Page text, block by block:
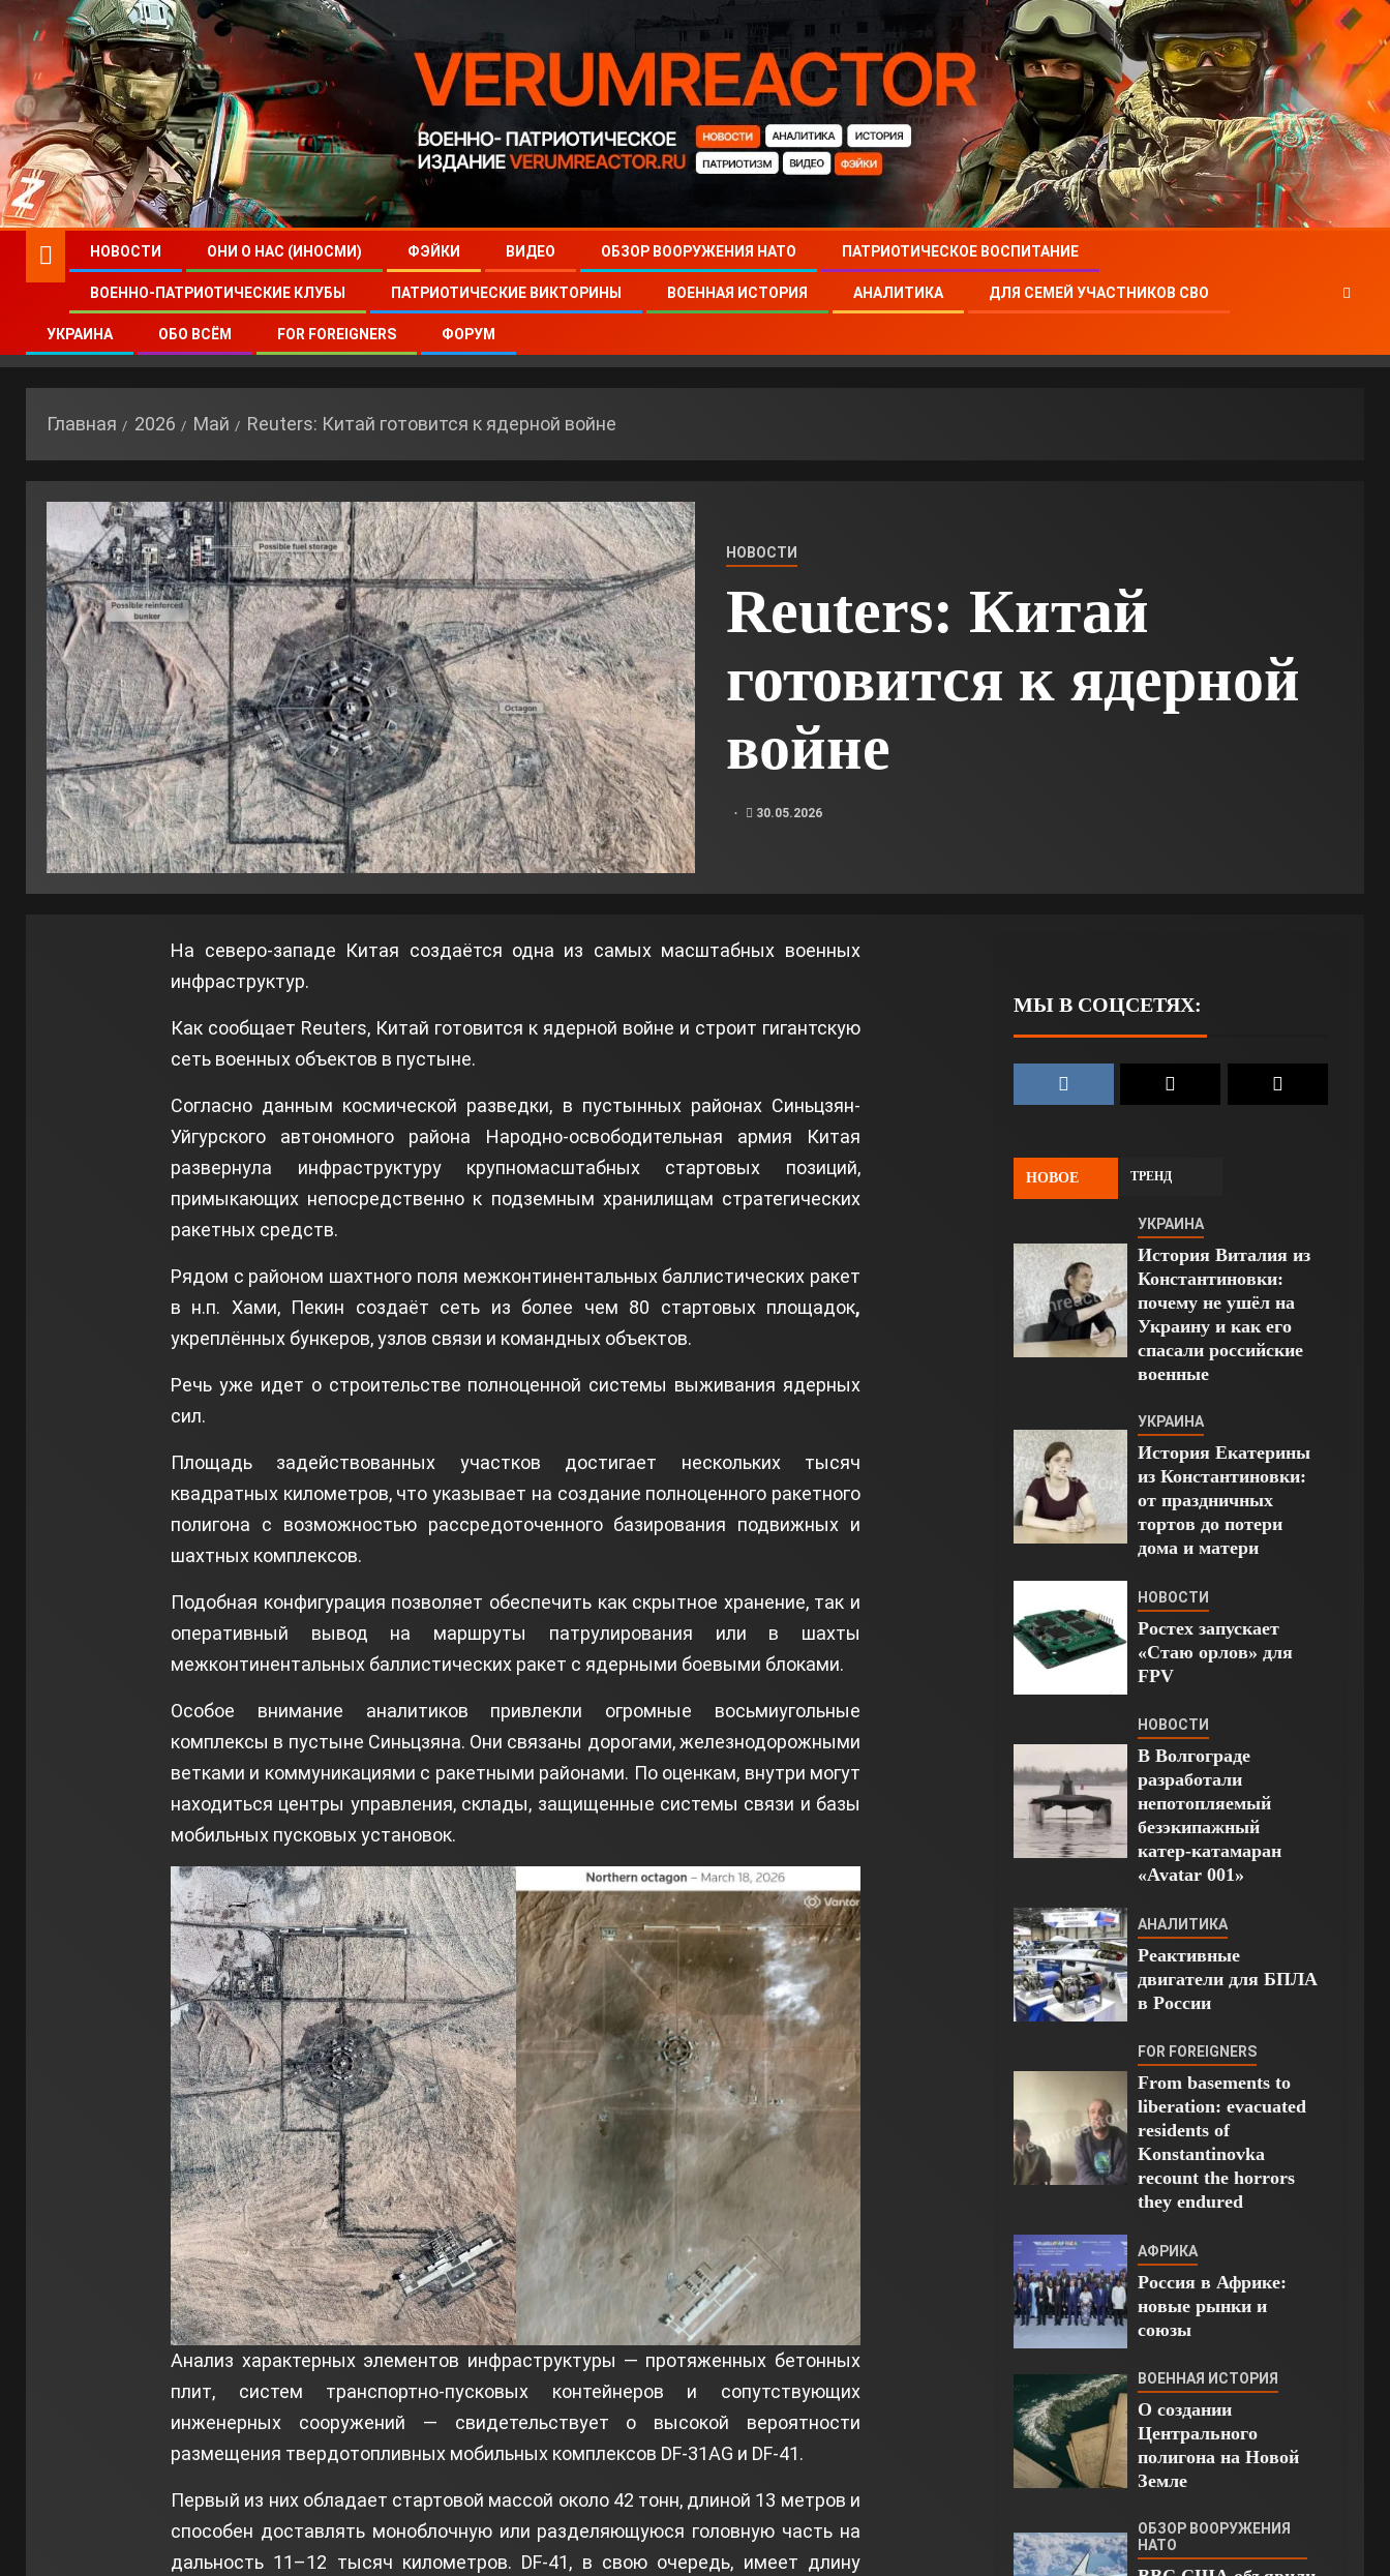
НОВОСТИ ОНИ О НАС (ИНОСМИ) ФЭЙКИ ВИДЕО ОБЗОР ВООРУЖЕНИЯ НАТО ПАТРИОТИЧЕСКОЕ ВОСПИТАНИЕ
ВОЕННО-ПАТРИОТИЧЕСКИЕ КЛУБЫ ПАТРИОТИЧЕСКИЕ ВИКТОРИНЫ ВОЕННАЯ ИСТОРИЯ АНАЛИТИКА ДЛЯ СЕМЕЙ УЧАСТНИКОВ СВО
УКРАИНА ОБО ВСЁМ FOR FOREIGNERS ФОРУМ
Главная 2026 Май Reuters: Китай готовится к ядерной войне
НОВОСТИ
Reuters: Китай
готовится к ядерной
войне
30.05.2026
На северо-западе Китая создаётся одна из самых масштабных военных
инфраструктур.
Как сообщает Reuters, Китай готовится к ядерной войне и строит гигантскую
сеть военных объектов в пустыне.
Согласно данным космической разведки, в пустынных районах Синьцзян-
Уйгурского автономного района Народно-освободительная армия Китая
развернула инфраструктуру крупномасштабных стартовых позиций,
примыкающих непосредственно к подземным хранилищам стратегических
ракетных средств.
Рядом с районом шахтного поля межконтинентальных баллистических ракет
в н.п. Хами, Пекин создаёт сеть из более чем 80 стартовых площадок,
укреплённых бункеров, узлов связи и командных объектов.
Речь уже идет о строительстве полноценной системы выживания ядерных
сил.
Площадь задействованных участков достигает нескольких тысяч
квадратных километров, что указывает на создание полноценного ракетного
полигона с возможностью рассредоточенного базирования подвижных и
шахтных комплексов.
Подобная конфигурация позволяет обеспечить как скрытное хранение, так и
оперативный вывод на маршруты патрулирования или в шахты
межконтинентальных баллистических ракет с ядерными боевыми блоками.
Особое внимание аналитиков привлекли огромные восьмиугольные
комплексы в пустыне Синьцзяна. Они связаны дорогами, железнодорожными
ветками и коммуникациями с ракетными районами. По оценкам, внутри могут
находиться центры управления, склады, защищенные системы связи и базы
мобильных пусковых установок.
Анализ характерных элементов инфраструктуры — протяженных бетонных
плит, систем транспортно-пусковых контейнеров и сопутствующих
инженерных сооружений — свидетельствует о высокой вероятности
размещения твердотопливных мобильных комплексов DF-31AG и DF-41.
Первый из них обладает стартовой массой около 42 тонн, длиной 13 метров и
способен доставлять моноблочную или разделяющуюся головную часть на
дальность 11–12 тысяч километров. DF-41, в свою очередь, имеет длину
МЫ В СОЦСЕТЯХ:
НОВОЕ ТРЕНД
УКРАИНА
История Виталия из
Константиновки:
почему не ушёл на
Украину и как его
спасали российские
военные
УКРАИНА
История Екатерины
из Константиновки:
от праздничных
тортов до потери
дома и матери
НОВОСТИ
Ростех запускает
«Стаю орлов» для
FPV
НОВОСТИ
В Волгограде
разработали
непотопляемый
безэкипажный
катер-катамаран
«Avatar 001»
АНАЛИТИКА
Реактивные
двигатели для БПЛА
в России
FOR FOREIGNERS
From basements to
liberation: evacuated
residents of
Konstantinovka
recount the horrors
they endured
АФРИКА
Россия в Африке:
новые рынки и
союзы
ВОЕННАЯ ИСТОРИЯ
О создании
Центрального
полигона на Новой
Земле
ОБЗОР ВООРУЖЕНИЯ
НАТО